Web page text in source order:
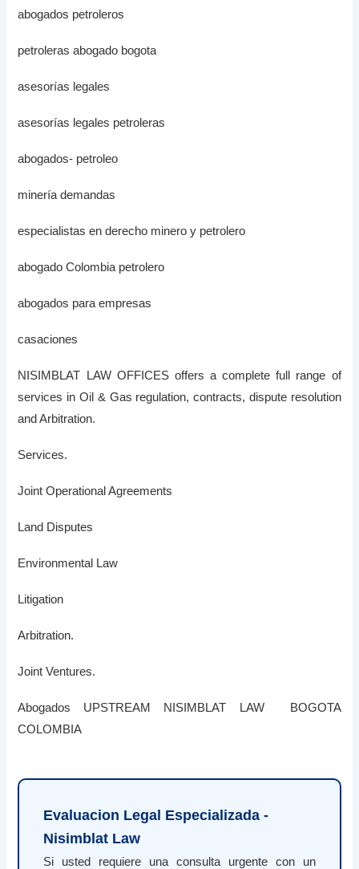
abogados petroleros
petroleras abogado bogota
asesorías legales
asesorías legales petroleras
abogados- petroleo
minería demandas
especialistas en derecho minero y petrolero
abogado Colombia petrolero
abogados para empresas
casaciones
NISIMBLAT LAW OFFICES offers a complete full range of
services in Oil & Gas regulation, contracts, dispute resolution
and Arbitration.
Services.
Joint Operational Agreements
Land Disputes
Environmental Law
Litigation
Arbitration.
Joint Ventures.
Abogados UPSTREAM NISIMBLAT LAW BOGOTA
COLOMBIA
Evaluacion Legal Especializada -
Nisimblat Law
Si usted requiere una consulta urgente con un